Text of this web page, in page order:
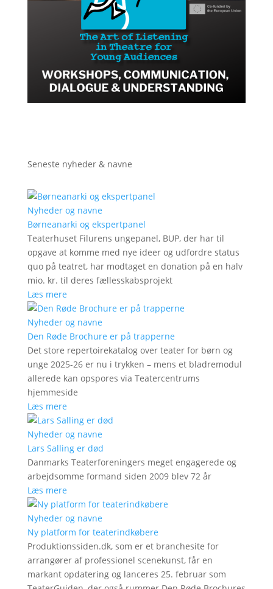
Seneste nyheder & navne
Nyheder og navne
Børneanarki og ekspertpanel
Teaterhuset Filurens ungepanel, BUP, der har til
opgave at komme med nye ideer og udfordre status
quo på teatret, har modtaget en donation på en halv
mio. kr. til deres fællesskabsprojekt
Læs mere
Nyheder og navne
Den Røde Brochure er på trapperne
Det store repertoirekatalog over teater for børn og
unge 2025-26 er nu i trykken – mens et bladremodul
allerede kan opspores via Teatercentrums
hjemmeside
Læs mere
Nyheder og navne
Lars Salling er død
Danmarks Teaterforeningers meget engagerede og
arbejdsomme formand siden 2009 blev 72 år
Læs mere
Nyheder og navne
Ny platform for teaterindkøbere
Produktionssiden.dk, som er et branchesite for
arrangører af professionel scenekunst, får en
markant opdatering og lanceres 25. februar som